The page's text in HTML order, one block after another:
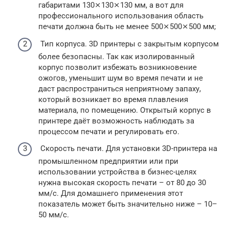
габаритами 130⨯130⨯130 мм, а вот для
профессионального использования область
печати должна быть не менее 500⨯500⨯500 мм;
Тип корпуса. 3D принтеры с закрытым корпусом
более безопасны. Так как изолированный
корпус позволит избежать возникновение
ожогов, уменьшит шум во время печати и не
даст распространиться неприятному запаху,
который возникает во время плавления
материала, по помещению. Открытый корпус в
принтере даёт возможность наблюдать за
процессом печати и регулировать его.
Скорость печати. Для установки 3D-принтера на
промышленном предприятии или при
использовании устройства в бизнес-целях
нужна высокая скорость печати – от 80 до 30
мм/с. Для домашнего применения этот
показатель может быть значительно ниже – 10–
50 мм/с.